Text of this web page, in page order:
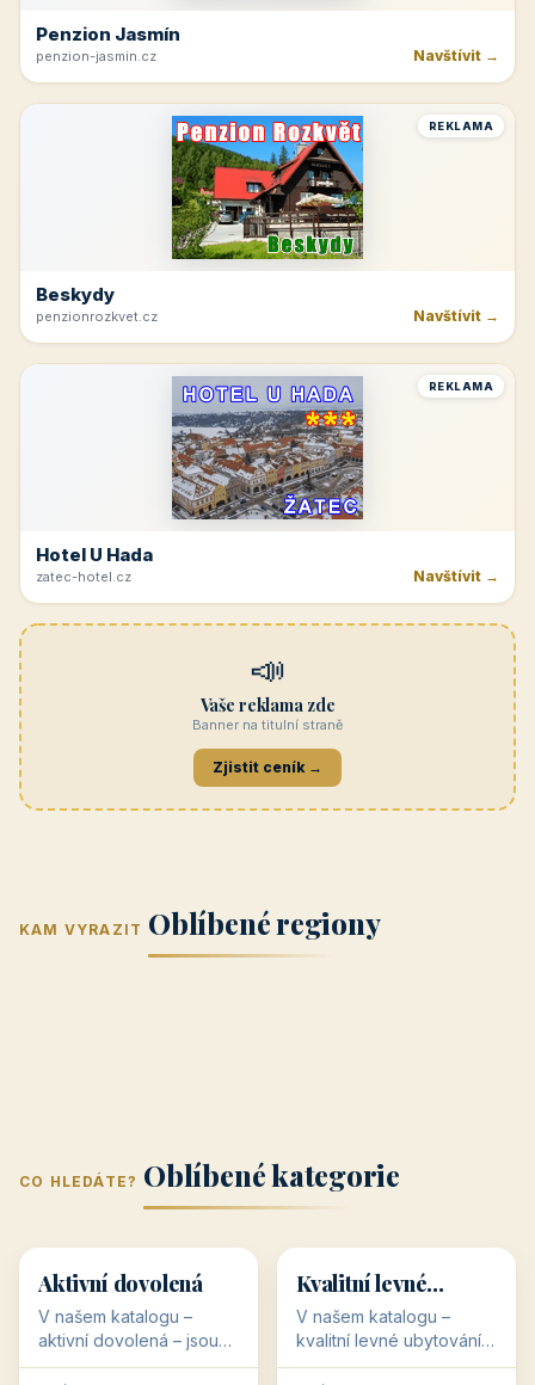
Penzion Jasmín
penzion-jasmin.cz Navštívit →
REKLAMA
Beskydy
penzionrozkvet.cz Navštívit →
REKLAMA
Hotel U Hada
zatec-hotel.cz Navštívit →
📣
Vaše reklama zde
Banner na titulní straně
Zjistit ceník →
KAM VYRAZIT Oblíbené regiony
(Jihomoravský
kraj)
kraj)
Zlínský kraj Žilinský
Karlovarský
Střední Čechy
(Středočeský
CO HLEDÁTE? Oblíbené kategorie
🥾 36 objektů
Aktivní dovolená
V našem katalogu –
aktivní dovolená – jsou
pro Vás připraveny
💰
💰
34 objektů
Kvalitní levné
ubytování
V našem katalogu –
kvalitní levné ubytování –
jsou pro Vás připraveny